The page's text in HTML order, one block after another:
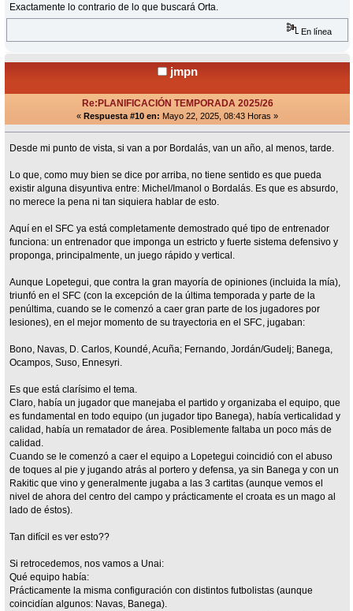
Exactamente lo contrario de lo que buscará Orta.
En línea
jmpn
Re:PLANIFICACIÓN TEMPORADA 2025/26
« Respuesta #10 en: Mayo 22, 2025, 08:43 Horas »
Desde mi punto de vista, si van a por Bordalás, van un año, al menos, tarde.
Lo que, como muy bien se dice por arriba, no tiene sentido es que pueda
existir alguna disyuntiva entre: Michel/Imanol o Bordalás. Es que es absurdo,
no merece la pena ni tan siquiera hablar de esto.
Aquí en el SFC ya está completamente demostrado qué tipo de entrenador
funciona: un entrenador que imponga un estricto y fuerte sistema defensivo y
proponga, principalmente, un juego rápido y vertical.
Aunque Lopetegui, que contra la gran mayoría de opiniones (incluida la mía),
triunfó en el SFC (con la excepción de la última temporada y parte de la
penúltima, cuando se le comenzó a caer gran parte de los jugadores por
lesiones), en el mejor momento de su trayectoria en el SFC, jugaban:
Bono, Navas, D. Carlos, Koundé, Acuña; Fernando, Jordán/Gudelj; Banega,
Ocampos, Suso, Ennesyri.
Es que está clarísimo el tema.
Claro, había un jugador que manejaba el partido y organizaba el equipo, que
es fundamental en todo equipo (un jugador tipo Banega), había verticalidad y
calidad, había un rematador de área. Posiblemente faltaba un poco más de
calidad.
Cuando se le comenzó a caer el equipo a Lopetegui coincidió con el abuso
de toques al pie y jugando atrás al portero y defensa, ya sin Banega y con un
Rakitic que vino y generalmente jugaba a las 3 cartitas (aunque vemos el
nivel de ahora del centro del campo y prácticamente el croata es un mago al
lado de éstos).
Tan difícil es ver esto??
Si retrocedemos, nos vamos a Unai:
Qué equipo había:
Prácticamente la misma configuración con distintos futbolistas (aunque
coincidían algunos: Navas, Banega).